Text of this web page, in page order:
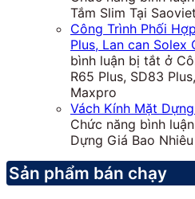
Tắm Slim Tại
Công Trình Phối
Plus, Lan can Solex
bình luận bị tắt ở
R65 Plus, SD83
Maxpro
Vách Kính Mặt
Chức năng bình
Dựng Giá Bao Nhiêu
Sản phẩm bán chạy